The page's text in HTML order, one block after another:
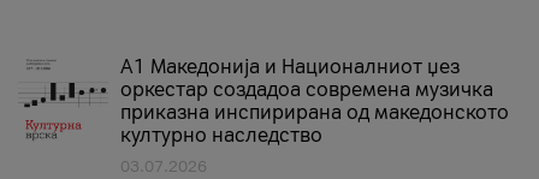
А1 Македонија и Националниот џез
оркестар создадоа современа музичка
приказна инспирирана од македонското
културно наследство
03.07.2026